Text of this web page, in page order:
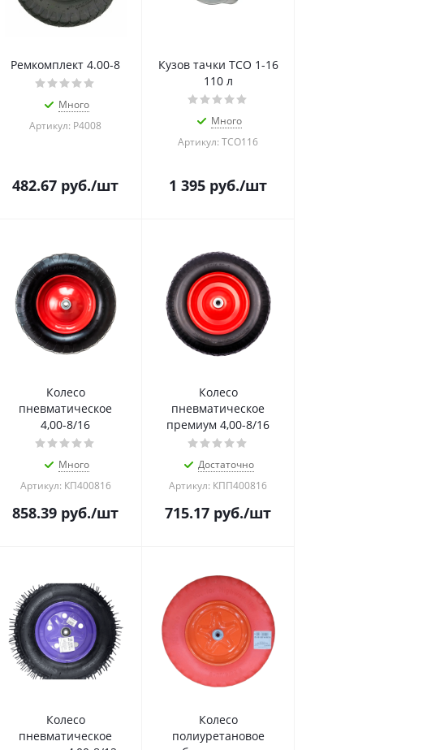
Ремкомплект 4.00-8
Много
Артикул: Р4008
482.67 руб./шт
Кузов тачки ТСО 1-16
110 л
Много
Артикул: ТСО116
1 395 руб./шт
Колесо
пневматическое
4,00-8/16
Много
Артикул: КП400816
858.39 руб./шт
Колесо
пневматическое
премиум 4,00-8/16
Достаточно
Артикул: КПП400816
715.17 руб./шт
Колесо
пневматическое
Колесо
полиуретановое